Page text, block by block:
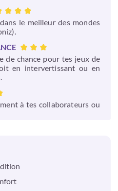
le meilleur des mondes
de chance pour tes jeux de
en intervertissant ou en
à tes collaborateurs ou